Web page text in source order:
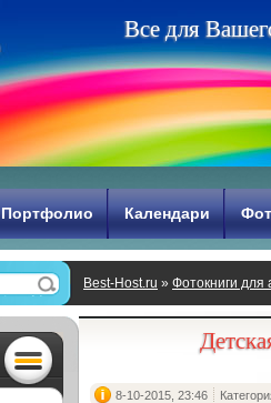
Все для Вашег
Портфолио Календари
Best-Host.ru » Фотокниги для
8-10-2015, 23:46